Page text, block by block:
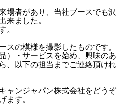
場者があり、当社ブースでも沢
来ました。
。
スの模様を撮影したものです。
）・サービスを始め、興味のあ
、以下の担当までご連絡頂けれ
ャンジャパン株式会社をどうぞ
ます。